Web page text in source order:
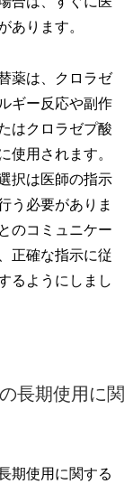
あります。
薬は、クロラゼ
ギー反応や副作
はクロラゼプ酸
使用されます。
択は医師の指示
う必要がありま
のコミュニケー
正確な指示に従
るようにしまし
長期使用に関